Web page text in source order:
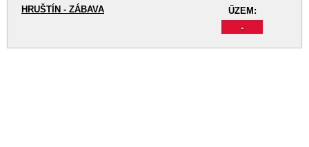
ŰZEM:
-
HRUŠTÍN - ZÁBAVA